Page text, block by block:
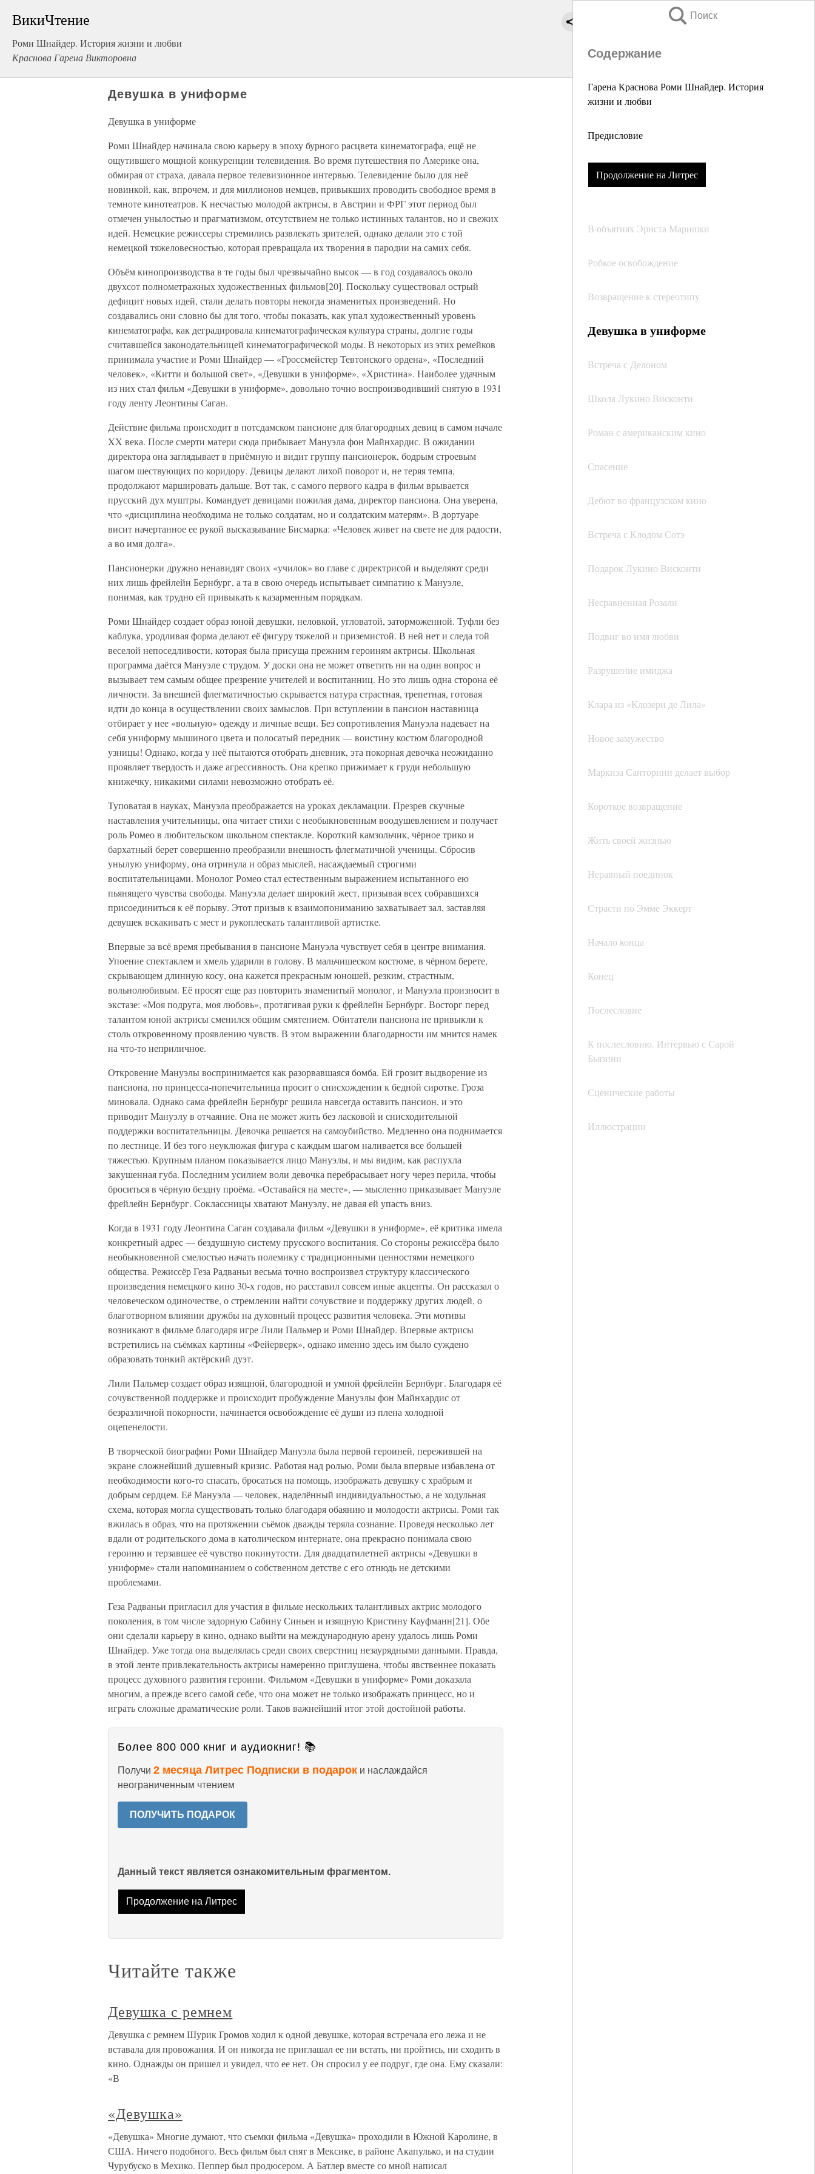
ВикиЧтение
Роми Шнайдер. История жизни и любви
Краснова Гарена Викторовна
Поиск
Содержание
Гарена Краснова Роми Шнайдер. История
жизни и любви
Предисловие
Продолжение на Литрес
В объятиях Эрнста Маришки
Робкое освобождение
Возвращение к стереотипу
Девушка в униформе
Встреча с Делоном
Школа Лукино Висконти
Роман с американским кино
Спасение
Дебют во французском кино
Встреча с Клодом Сотэ
Подарок Лукино Висконти
Несравненная Розали
Подвиг во имя любви
Разрушение имиджа
Клара из «Клозери де Лила»
Новое замужество
Маркиза Санторини делает выбор
Короткое возвращение
Жить своей жизнью
Неравный поединок
Страсти по Эмме Эккерт
Начало конца
Конец
Послесловие
К послесловию. Интервью с Сарой
Бьязини
Сценические работы
Иллюстрации
Девушка в униформе
Девушка в униформе
Роми Шнайдер начинала свою карьеру в эпоху бурного расцвета кинематографа, ещё не
ощутившего мощной конкуренции телевидения. Во время путешествия по Америке она,
обмирая от страха, давала первое телевизионное интервью. Телевидение было для неё
новинкой, как, впрочем, и для миллионов немцев, привыкших проводить свободное время в
темноте кинотеатров. К несчастью молодой актрисы, в Австрии и ФРГ этот период был
отмечен унылостью и прагматизмом, отсутствием не только истинных талантов, но и свежих
идей. Немецкие режиссеры стремились развлекать зрителей, однако делали это с той
немецкой тяжеловесностью, которая превращала их творения в пародии на самих себя.
Объём кинопроизводства в те годы был чрезвычайно высок — в год создавалось около
двухсот полнометражных художественных фильмов[20]. Поскольку существовал острый
дефицит новых идей, стали делать повторы некогда знаменитых произведений. Но
создавались они словно бы для того, чтобы показать, как упал художественный уровень
кинематографа, как деградировала кинематографическая культура страны, долгие годы
считавшейся законодательницей кинематографической моды. В некоторых из этих ремейков
принимала участие и Роми Шнайдер — «Гроссмейстер Тевтонского ордена», «Последний
человек», «Китти и большой свет», «Девушки в униформе», «Христина». Наиболее удачным
из них стал фильм «Девушки в униформе», довольно точно воспроизводивший снятую в 1931
году ленту Леонтины Саган.
Действие фильма происходит в потсдамском пансионе для благородных девиц в самом начале
XX века. После смерти матери сюда прибывает Мануэла фон Майнхардис. В ожидании
директора она заглядывает в приёмную и видит группу пансионерок, бодрым строевым
шагом шествующих по коридору. Девицы делают лихой поворот и, не теряя темпа,
продолжают маршировать дальше. Вот так, с самого первого кадра в фильм врывается
прусский дух муштры. Командует девицами пожилая дама, директор пансиона. Она уверена,
что «дисциплина необходима не только солдатам, но и солдатским матерям». В дортуаре
висит начертанное ее рукой высказывание Бисмарка: «Человек живет на свете не для радости,
а во имя долга».
Пансионерки дружно ненавидят своих «училок» во главе с директрисой и выделяют среди
них лишь фрейлейн Бернбург, а та в свою очередь испытывает симпатию к Мануэле,
понимая, как трудно ей привыкать к казарменным порядкам.
Роми Шнайдер создает образ юной девушки, неловкой, угловатой, заторможенной. Туфли без
каблука, уродливая форма делают её фигуру тяжелой и приземистой. В ней нет и следа той
веселой непоседливости, которая была присуща прежним героиням актрисы. Школьная
программа даётся Мануэле с трудом. У доски она не может ответить ни на один вопрос и
вызывает тем самым общее презрение учителей и воспитанниц. Но это лишь одна сторона её
личности. За внешней флегматичностью скрывается натура страстная, трепетная, готовая
идти до конца в осуществлении своих замыслов. При вступлении в пансион наставница
отбирает у нее «вольную» одежду и личные вещи. Без сопротивления Мануэла надевает на
себя униформу мышиного цвета и полосатый передник — воистину костюм благородной
узницы! Однако, когда у неё пытаются отобрать дневник, эта покорная девочка неожиданно
проявляет твердость и даже агрессивность. Она крепко прижимает к груди небольшую
книжечку, никакими силами невозможно отобрать её.
Туповатая в науках, Мануэла преображается на уроках декламации. Презрев скучные
наставления учительницы, она читает стихи с необыкновенным воодушевлением и получает
роль Ромео в любительском школьном спектакле. Короткий камзольчик, чёрное трико и
бархатный берет совершенно преобразили внешность флегматичной ученицы. Сбросив
унылую униформу, она отринула и образ мыслей, насаждаемый строгими
воспитательницами. Монолог Ромео стал естественным выражением испытанного ею
пьянящего чувства свободы. Мануэла делает широкий жест, призывая всех собравшихся
присоединиться к её порыву. Этот призыв к взаимопониманию захватывает зал, заставляя
девушек вскакивать с мест и рукоплескать талантливой артистке.
Впервые за всё время пребывания в пансионе Мануэла чувствует себя в центре внимания.
Упоение спектаклем и хмель ударили в голову. В мальчишеском костюме, в чёрном берете,
скрывающем длинную косу, она кажется прекрасным юношей, резким, страстным,
вольнолюбивым. Её просят еще раз повторить знаменитый монолог, и Мануэла произносит в
экстазе: «Моя подруга, моя любовь», протягивая руки к фрейлейн Бернбург. Восторг перед
талантом юной актрисы сменился общим смятением. Обитатели пансиона не привыкли к
столь откровенному проявлению чувств. В этом выражении благодарности им мнится намек
на что-то неприличное.
Откровение Мануэлы воспринимается как разорвавшаяся бомба. Ей грозит выдворение из
пансиона, но принцесса-попечительница просит о снисхождении к бедной сиротке. Гроза
миновала. Однако сама фрейлейн Бернбург решила навсегда оставить пансион, и это
приводит Мануэлу в отчаяние. Она не может жить без ласковой и снисходительной
поддержки воспитательницы. Девочка решается на самоубийство. Медленно она поднимается
по лестнице. И без того неуклюжая фигура с каждым шагом наливается все большей
тяжестью. Крупным планом показывается лицо Мануэлы, и мы видим, как распухла
закушенная губа. Последним усилием воли девочка перебрасывает ногу через перила, чтобы
броситься в чёрную бездну проёма. «Оставайся на месте», — мысленно приказывает Мануэле
фрейлейн Бернбург. Соклассницы хватают Мануэлу, не давая ей упасть вниз.
Когда в 1931 году Леонтина Саган создавала фильм «Девушки в униформе», её критика имела
конкретный адрес — бездушную систему прусского воспитания. Со стороны режиссёра было
необыкновенной смелостью начать полемику с традиционными ценностями немецкого
общества. Режиссёр Геза Радваньи весьма точно воспроизвел структуру классического
произведения немецкого кино 30-х годов, но расставил совсем иные акценты. Он рассказал о
человеческом одиночестве, о стремлении найти сочувствие и поддержку других людей, о
благотворном влиянии дружбы на духовный процесс развития человека. Эти мотивы
возникают в фильме благодаря игре Лили Пальмер и Роми Шнайдер. Впервые актрисы
встретились на съёмках картины «Фейерверк», однако именно здесь им было суждено
образовать тонкий актёрский дуэт.
Лили Пальмер создает образ изящной, благородной и умной фрейлейн Бернбург. Благодаря её
сочувственной поддержке и происходит пробуждение Мануэлы фон Майнхардис от
безразличной покорности, начинается освобождение её души из плена холодной
оцепенелости.
В творческой биографии Роми Шнайдер Мануэла была первой героиней, пережившей на
экране сложнейший душевный кризис. Работая над ролью, Роми была впервые избавлена от
необходимости кого-то спасать, бросаться на помощь, изображать девушку с храбрым и
добрым сердцем. Её Мануэла — человек, наделённый индивидуальностью, а не ходульная
схема, которая могла существовать только благодаря обаянию и молодости актрисы. Роми так
вжилась в образ, что на протяжении съёмок дважды теряла сознание. Проведя несколько лет
вдали от родительского дома в католическом интернате, она прекрасно понимала свою
героиню и терзавшее её чувство покинутости. Для двадцатилетней актрисы «Девушки в
униформе» стали напоминанием о собственном детстве с его отнюдь не детскими
проблемами.
Геза Радваньи пригласил для участия в фильме нескольких талантливых актрис молодого
поколения, в том числе задорную Сабину Синьен и изящную Кристину Кауфманн[21]. Обе
они сделали карьеру в кино, однако выйти на международную арену удалось лишь Роми
Шнайдер. Уже тогда она выделялась среди своих сверстниц незаурядными данными. Правда,
в этой ленте привлекательность актрисы намеренно приглушена, чтобы явственнее показать
процесс духовного развития героини. Фильмом «Девушки в униформе» Роми доказала
многим, а прежде всего самой себе, что она может не только изображать принцесс, но и
играть сложные драматические роли. Таков важнейший итог этой достойной работы.
Более 800 000 книг и аудиокниг! 📚
Получи 2 месяца Литрес Подписки в подарок и наслаждайся
неограниченным чтением
ПОЛУЧИТЬ ПОДАРОК
Данный текст является ознакомительным фрагментом.
Продолжение на Литрес
Читайте также
Девушка с ремнем
Девушка с ремнем Шурик Громов ходил к одной девушке, которая встречала его лежа и не
вставала для провожания. И он никогда не приглашал ее ни встать, ни пройтись, ни сходить в
кино. Однажды он пришел и увидел, что ее нет. Он спросил у ее подруг, где она. Ему сказали:
«В
«Девушка»
«Девушка» Многие думают, что съемки фильма «Девушка» проходили в Южной Каролине, в
США. Ничего подобного. Весь фильм был снят в Мексике, в районе Акапулько, и на студии
Чурубуско в Мехико. Пеппер был продюсером. А Батлер вместе со мной написал